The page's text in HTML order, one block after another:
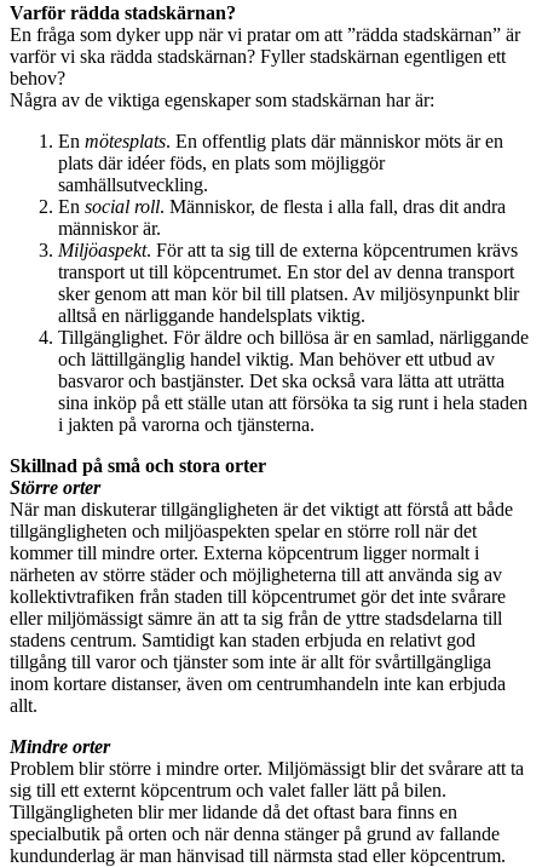
Varför rädda stadskärnan?
En fråga som dyker upp när vi pratar om att ”rädda stadskärnan” är
varför vi ska rädda stadskärnan? Fyller stadskärnan egentligen ett
behov?
Några av de viktiga egenskaper som stadskärnan har är:
En mötesplats. En offentlig plats där människor möts är en
plats där idéer föds, en plats som möjliggör
samhällsutveckling.
En social roll. Människor, de flesta i alla fall, dras dit andra
människor är.
Miljöaspekt. För att ta sig till de externa köpcentrumen krävs
transport ut till köpcentrumet. En stor del av denna transport
sker genom att man kör bil till platsen. Av miljösynpunkt blir
alltså en närliggande handelsplats viktig.
Tillgänglighet. För äldre och billösa är en samlad, närliggande
och lättillgänglig handel viktig. Man behöver ett utbud av
basvaror och bastjänster. Det ska också vara lätta att uträtta
sina inköp på ett ställe utan att försöka ta sig runt i hela staden
i jakten på varorna och tjänsterna.
Skillnad på små och stora orter
Större orter
När man diskuterar tillgängligheten är det viktigt att förstå att både
tillgängligheten och miljöaspekten spelar en större roll när det
kommer till mindre orter. Externa köpcentrum ligger normalt i
närheten av större städer och möjligheterna till att använda sig av
kollektivtrafiken från staden till köpcentrumet gör det inte svårare
eller miljömässigt sämre än att ta sig från de yttre stadsdelarna till
stadens centrum. Samtidigt kan staden erbjuda en relativt god
tillgång till varor och tjänster som inte är allt för svårtillgängliga
inom kortare distanser, även om centrumhandeln inte kan erbjuda
allt.
Mindre orter
Problem blir större i mindre orter. Miljömässigt blir det svårare att ta
sig till ett externt köpcentrum och valet faller lätt på bilen.
Tillgängligheten blir mer lidande då det oftast bara finns en
specialbutik på orten och när denna stänger på grund av fallande
kundunderlag är man hänvisad till närmsta stad eller köpcentrum.